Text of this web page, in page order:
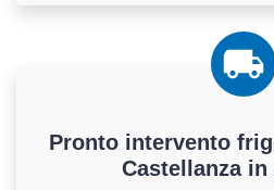
Pronto intervento
Castellanza